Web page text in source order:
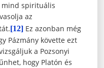
mind spirituális
az
[12]Ez azonban még
Pázmány követte ezt
a Pozsonyi
hogy Platón és